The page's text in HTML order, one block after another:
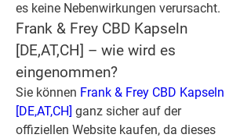
es keine Nebenwirkungen verursacht.
Frank & Frey CBD Kapseln
[DE,AT,CH] – wie wird es
eingenommen?
Sie können Frank & Frey CBD Kapseln
[DE,AT,CH] ganz sicher auf der
offiziellen Website kaufen, da dieses